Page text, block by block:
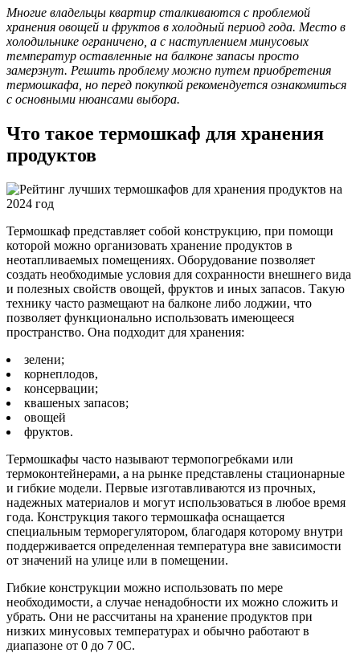
Многие владельцы квартир сталкиваются с проблемой
хранения овощей и фруктов в холодный период года. Место в
холодильнике ограничено, а с наступлением минусовых
температур оставленные на балконе запасы просто
замерзнут. Решить проблему можно путем приобретения
термошкафа, но перед покупкой рекомендуется ознакомиться
с основными нюансами выбора.
Что такое термошкаф для хранения
продуктов
Термошкаф представляет собой конструкцию, при помощи
которой можно организовать хранение продуктов в
неотапливаемых помещениях. Оборудование позволяет
создать необходимые условия для сохранности внешнего вида
и полезных свойств овощей, фруктов и иных запасов. Такую
технику часто размещают на балконе либо лоджии, что
позволяет функционально использовать имеющееся
пространство. Она подходит для хранения:
зелени;
корнеплодов,
консервации;
квашеных запасов;
овощей
фруктов.
Термошкафы часто называют термопогребками или
термоконтейнерами, а на рынке представлены стационарные
и гибкие модели. Первые изготавливаются из прочных,
надежных материалов и могут использоваться в любое время
года. Конструкция такого термошкафа оснащается
специальным терморегулятором, благодаря которому внутри
поддерживается определенная температура вне зависимости
от значений на улице или в помещении.
Гибкие конструкции можно использовать по мере
необходимости, а случае ненадобности их можно сложить и
убрать. Они не рассчитаны на хранение продуктов при
низких минусовых температурах и обычно работают в
диапазоне от 0 до 7 0C.